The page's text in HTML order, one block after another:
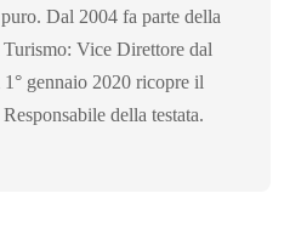
Dal 2004 fa parte della
Vice Direttore dal
gennaio 2020 ricopre il
della testata.